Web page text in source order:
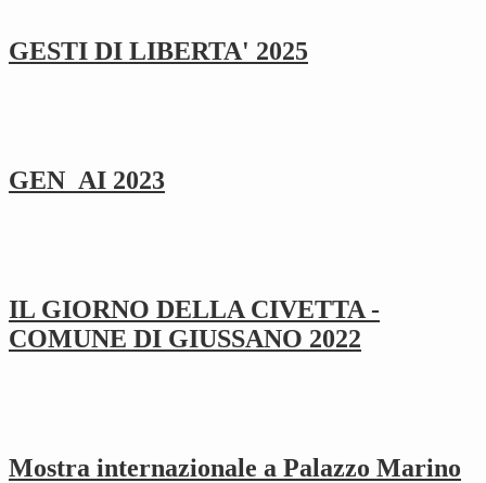
GESTI DI LIBERTA' 2025
GEN_AI 2023
IL GIORNO DELLA CIVETTA -
COMUNE DI GIUSSANO 2022
Mostra internazionale a Palazzo Marino